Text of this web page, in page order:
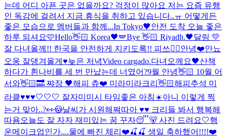
는데 어디 아픈 곳은 없을까요? 걱정이 많아요 저는 요즘 유행
인 독감에 걸려서 지금 휴식을 취하고 있습니다..ㅠ 어떻게든
좋은 모습으로 멤버들과 함께...In Tokyo🖤안전 도착 오늘 좋은
하루 되셔요🩷Hello👋🏻 Korea🖤🪽Bye 👋🏻 Riyadh.🖤달링 💛
잘 다녀올께!! 한국을 안전하게 지키도록!! 피쓰✌🏻안녕❤️안뇨
오옹 잘댕겨올게♥늦은 저녁Video cargado.다녀오께요🖤산책
하다가 흰나비를 세 번 만났는데 너였어?9월 안녕👋🏻 10월 어
서와👋🏻🔜 쨔장 🖤해피 츄❤️ 미라미라크리👋🏻해피추석 미
라클♥♥♥🤍🤍🤍 잘자미미시 타임좋은 아침☀️아니 이렇게 찍
는거 맞아..?👀😳날씨가 시원해쪄따아 ♥♥ 크리들 봐서 행복해
따욤오늘도 잘 자자 재미있는 꿈 꾸자😴🐻 사진 드려요🤍행
운메이크업인가....물에 빠진 체리❤️🍒🍒 생일 축하했어!!!!❤️